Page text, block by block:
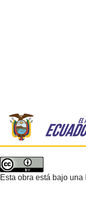
Esta obra está bajo una